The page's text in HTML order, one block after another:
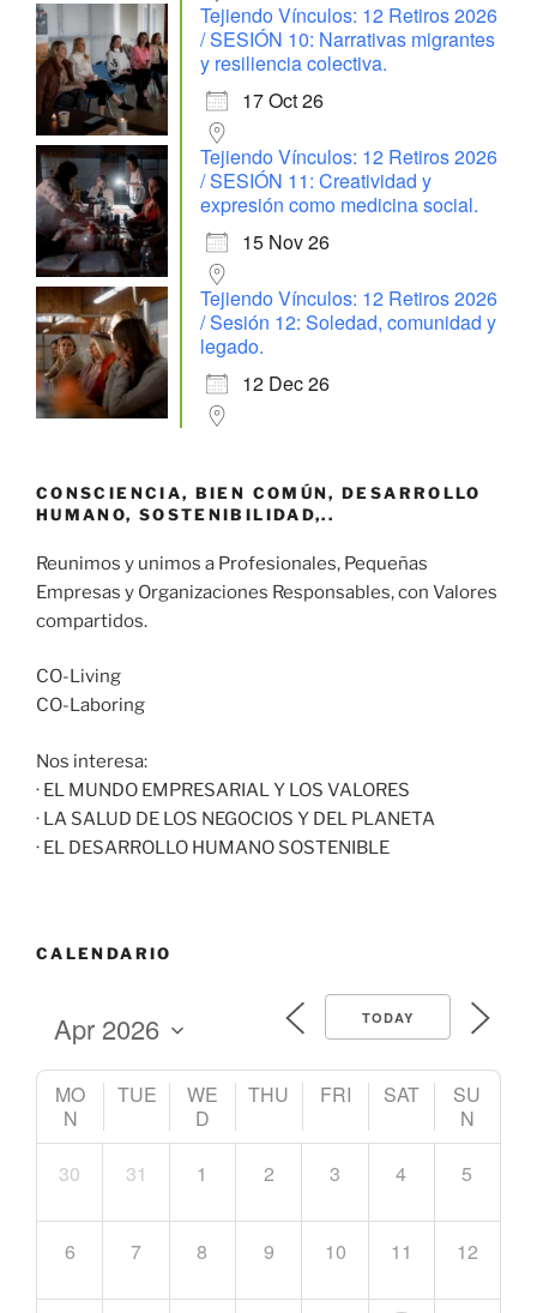
Tejiendo Vínculos: 12 Retiros 2026
/ SESIÓN 10: Narrativas migrantes
y resiliencia colectiva.
17 Oct 26
Tejiendo Vínculos: 12 Retiros 2026
/ SESIÓN 11: Creatividad y
expresión como medicina social.
15 Nov 26
Tejiendo Vínculos: 12 Retiros 2026
/ Sesión 12: Soledad, comunidad y
legado.
12 Dec 26
CONSCIENCIA, BIEN COMÚN, DESARROLLO
HUMANO, SOSTENIBILIDAD,..
Reunimos y unimos a Profesionales, Pequeñas
Empresas y Organizaciones Responsables, con Valores
compartidos.
CO-Living
CO-Laboring
Nos interesa:
· EL MUNDO EMPRESARIAL Y LOS VALORES
· LA SALUD DE LOS NEGOCIOS Y DEL PLANETA
· EL DESARROLLO HUMANO SOSTENIBLE
CALENDARIO
TODAY
MO
N
TUE
WE
D
THU FRI SAT
SU
N
30
31 1 2 3 4 5
6 7 8 9 10 11 12